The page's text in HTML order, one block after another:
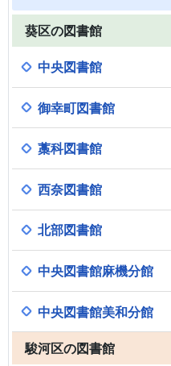
葵区の図書館
中央図書館
御幸町図書館
藁科図書館
西奈図書館
北部図書館
中央図書館麻機分館
中央図書館美和分館
駿河区の図書館